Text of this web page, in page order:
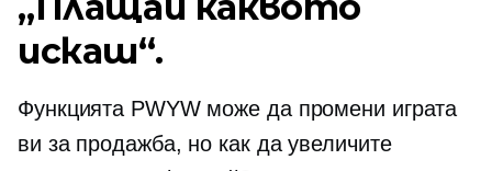
искаш“.
Функцията PWYW може да промени играта
ви за продажба, но как да увеличите